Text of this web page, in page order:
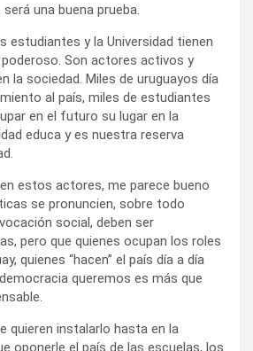
una buena prueba.
estudiantes y la Universidad tienen
Son actores activos y
la sociedad. Miles de uruguayos día
al país, miles de estudiantes
en el futuro su lugar en la
educa y es nuestra reserva
estos actores, me parece bueno
se pronuncien, sobre todo
social, deben ser
pero que quienes ocupan los roles
quienes “hacen” el país día a día
queremos es más que
quieren instalarlo hasta en la
oponerle el país de las escuelas, los